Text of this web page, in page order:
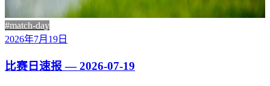
#match-day
2026年7月19日
比赛日速报 — 2026-07-19